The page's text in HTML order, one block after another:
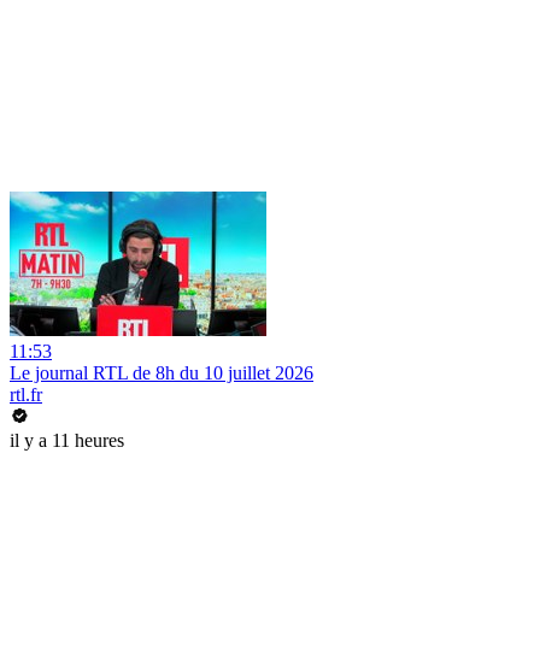
11:53
Le journal RTL de 8h du 10 juillet 2026
rtl.fr
il y a 11 heures